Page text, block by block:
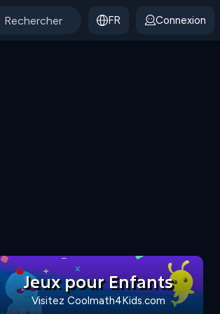
FR Connexion
Jeux pour Enfants
Visitez Coolmath4Kids.com